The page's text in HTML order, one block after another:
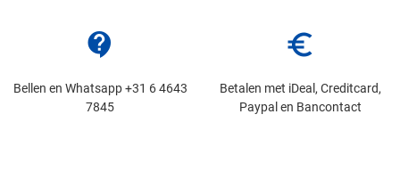
contact_support
Bellen en Whatsapp +31 6 4643
7845
euro_symbol
Betalen met iDeal, Creditcard,
Paypal en Bancontact